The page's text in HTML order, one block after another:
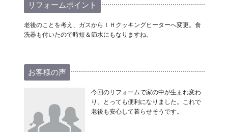
リフォームポイント
老後のことを考え、ガスからＩＨクッキングヒーターへ変更。食
洗器も付いたので時短＆節水にもなりますね。
お客様の声
今回のリフォームで家の中が生まれ変わ
り、とっても便利になりました。これで
老後も安心して暮らせそうです。